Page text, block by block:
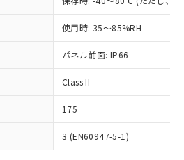
使用時: 35～85%RH
パネル前面: IP66
Class II
175
3 (EN60947-5-1)
先、またはお客様担当のオ
機器販売店・当社販売員に
御機器販売店や当社販売拠
ネットワーク
」をご確認
よび標準価格結果を当社の
く第三者に漏洩または開
うお願いします。
機能（部品リスト作成サー
利用いただくには、I-Web
下、フタル酸ジイソブチル
業用監視および制御機器に対する
４物質については閾値を超える意
を確認しています。
え状況などにより、予定
があります。
エチルヘキシル)) : 1000ppm
（10物質）のすべてが基
とを示します。
用状況下において有害物
し、環境に深刻な影響を
な手段を講じます。
製品を、核兵器、ミサイ
器、生物兵器またはその他
これらの製造装置等に一切
製品を第三者に販売する
記1、2および3の内容を当
知します。また当社は、
び販売に係わる関係者が違
るおそれがある場合は、取
には満たないが在庫あり
し(最新の在庫状況につ
、お客様のお取引先、ま
客様担当のオムロン制御
売店・当社販売員にご確
い)
産機種、また在庫状況の
公開していない機種